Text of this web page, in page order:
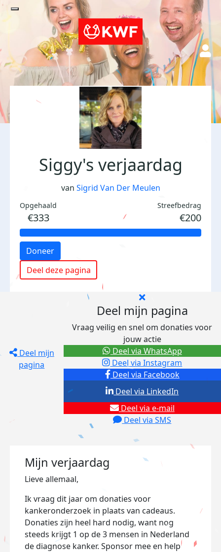
Siggy's verjaardag
van Sigrid Van Der Meulen
Opgehaald
€333
Streefbedrag
€200
Doneer
Deel deze pagina
Deel mijn
pagina
Deel mijn pagina
Vraag veilig en snel om donaties voor
jouw actie
Deel via Facebook
Deel via Instagram
Deel via e-mail
Deel via SMS
Deel via LinkedIn
Deel via WhatsApp
Mijn verjaardag
Lieve allemaal,
Ik vraag dit jaar om donaties voor
kankeronderzoek in plaats van cadeaus.
Donaties zijn heel hard nodig, want nog
steeds krijgt 1 op de 3 mensen in Nederland
de diagnose kanker. Sponsor mee en help